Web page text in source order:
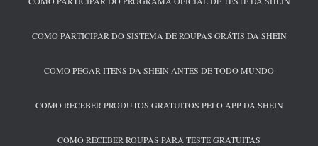
COMO PARTICIPAR DO SISTEMA DE ROUPAS GRÁTIS DA SHEIN
COMO PEGAR ITENS DA SHEIN ANTES DE TODO MUNDO
COMO RECEBER PRODUTOS GRATUITOS PELO APP DA SHEIN
COMO RECEBER ROUPAS PARA TESTE GRATUITAS